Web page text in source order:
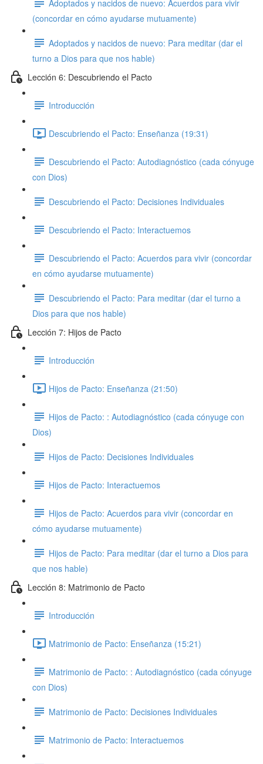
Adoptados y nacidos de nuevo: Acuerdos para vivir
(concordar en cómo ayudarse mutuamente)
Adoptados y nacidos de nuevo: Para meditar (dar el
turno a Dios para que nos hable)
Lección 6: Descubriendo el Pacto
Introducción
Descubriendo el Pacto: Enseñanza (19:31)
Descubriendo el Pacto: Autodiagnóstico (cada cónyuge
con Dios)
Descubriendo el Pacto: Decisiones Individuales
Descubriendo el Pacto: Interactuemos
Descubriendo el Pacto: Acuerdos para vivir (concordar
en cómo ayudarse mutuamente)
Descubriendo el Pacto: Para meditar (dar el turno a
Dios para que nos hable)
Lección 7: Hijos de Pacto
Introducción
Hijos de Pacto: Enseñanza (21:50)
Hijos de Pacto: : Autodiagnóstico (cada cónyuge con
Dios)
Hijos de Pacto: Decisiones Individuales
Hijos de Pacto: Interactuemos
Hijos de Pacto: Acuerdos para vivir (concordar en
cómo ayudarse mutuamente)
Hijos de Pacto: Para meditar (dar el turno a Dios para
que nos hable)
Lección 8: Matrimonio de Pacto
Introducción
Matrimonio de Pacto: Enseñanza (15:21)
Matrimonio de Pacto: : Autodiagnóstico (cada cónyuge
con Dios)
Matrimonio de Pacto: Decisiones Individuales
Matrimonio de Pacto: Interactuemos